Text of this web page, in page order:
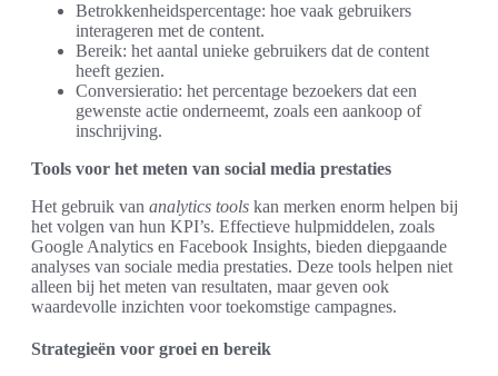
Betrokkenheidspercentage: hoe vaak gebruikers
interageren met de content.
Bereik: het aantal unieke gebruikers dat de content
heeft gezien.
Conversieratio: het percentage bezoekers dat een
gewenste actie onderneemt, zoals een aankoop of
inschrijving.
Tools voor het meten van social media prestaties
Het gebruik van analytics tools kan merken enorm helpen bij
het volgen van hun KPI’s. Effectieve hulpmiddelen, zoals
Google Analytics en Facebook Insights, bieden diepgaande
analyses van sociale media prestaties. Deze tools helpen niet
alleen bij het meten van resultaten, maar geven ook
waardevolle inzichten voor toekomstige campagnes.
Strategieën voor groei en bereik